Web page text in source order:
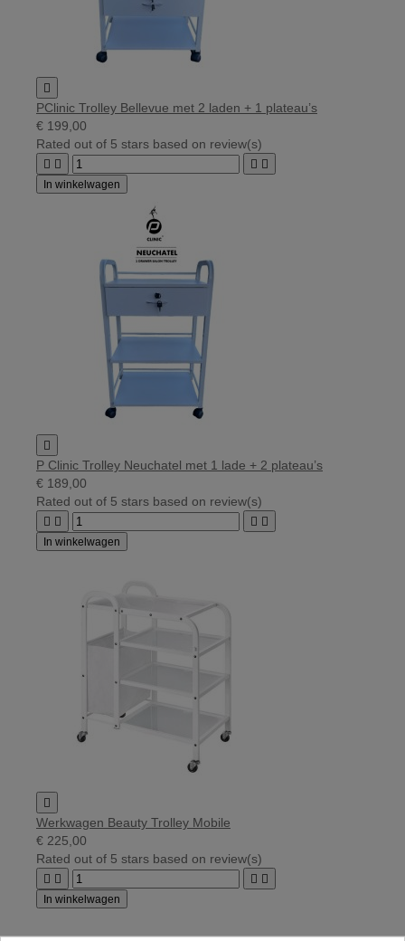

PClinic Trolley Bellevue met 2 laden + 1 plateau’s
€ 199,00
Rated out of 5 stars based on review(s)
   
In winkelwagen

P Clinic Trolley Neuchatel met 1 lade + 2 plateau’s
€ 189,00
Rated out of 5 stars based on review(s)
   
In winkelwagen

Werkwagen Beauty Trolley Mobile
€ 225,00
Rated out of 5 stars based on review(s)
   
In winkelwagen